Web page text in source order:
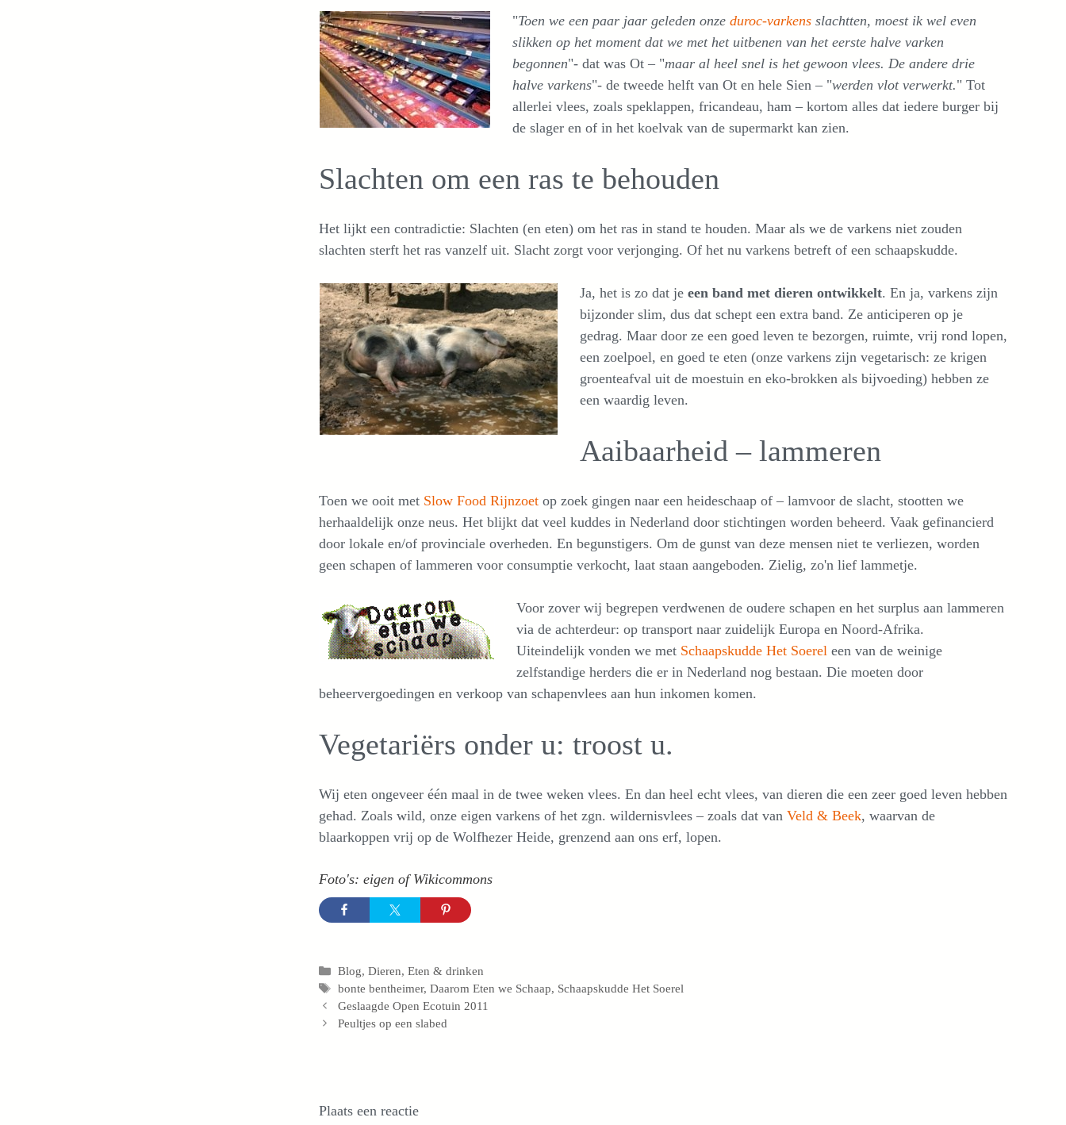
"Toen we een paar jaar geleden onze duroc-varkens slachtten, moest ik wel even
slikken op het moment dat we met het uitbenen van het eerste halve varken
begonnen"- dat was Ot – "maar al heel snel is het gewoon vlees. De andere drie
halve varkens"- de tweede helft van Ot en hele Sien – "werden vlot verwerkt." Tot
allerlei vlees, zoals speklappen, fricandeau, ham – kortom alles dat iedere burger bij
de slager en of in het koelvak van de supermarkt kan zien.
Slachten om een ras te behouden
Het lijkt een contradictie: Slachten (en eten) om het ras in stand te houden. Maar als we de varkens niet zouden
slachten sterft het ras vanzelf uit. Slacht zorgt voor verjonging. Of het nu varkens betreft of een schaapskudde.
Ja, het is zo dat je een band met dieren ontwikkelt. En ja, varkens zijn
bijzonder slim, dus dat schept een extra band. Ze anticiperen op je
gedrag. Maar door ze een goed leven te bezorgen, ruimte, vrij rond lopen,
een zoelpoel, en goed te eten (onze varkens zijn vegetarisch: ze krigen
groenteafval uit de moestuin en eko-brokken als bijvoeding) hebben ze
een waardig leven.
Aaibaarheid – lammeren
Toen we ooit met Slow Food Rijnzoet op zoek gingen naar een heideschaap of – lamvoor de slacht, stootten we
herhaaldelijk onze neus. Het blijkt dat veel kuddes in Nederland door stichtingen worden beheerd. Vaak gefinancierd
door lokale en/of provinciale overheden. En begunstigers. Om de gunst van deze mensen niet te verliezen, worden
geen schapen of lammeren voor consumptie verkocht, laat staan aangeboden. Zielig, zo'n lief lammetje.
Voor zover wij begrepen verdwenen de oudere schapen en het surplus aan lammeren
via de achterdeur: op transport naar zuidelijk Europa en Noord-Afrika.
Uiteindelijk vonden we met Schaapskudde Het Soerel een van de weinige
zelfstandige herders die er in Nederland nog bestaan. Die moeten door
beheervergoedingen en verkoop van schapenvlees aan hun inkomen komen.
Vegetariërs onder u: troost u.
Wij eten ongeveer één maal in de twee weken vlees. En dan heel echt vlees, van dieren die een zeer goed leven hebben
gehad. Zoals wild, onze eigen varkens of het zgn. wildernisvlees – zoals dat van Veld & Beek, waarvan de
blaarkoppen vrij op de Wolfhezer Heide, grenzend aan ons erf, lopen.
Foto's: eigen of Wikicommons
Categorieën
Blog,Dieren,Eten & drinken
Tags
bonte bentheimer,Daarom Eten we Schaap, Schaapskudde Het Soerel
Geslaagde Open Ecotuin 2011
Peultjes op een slabed
Plaats een reactie